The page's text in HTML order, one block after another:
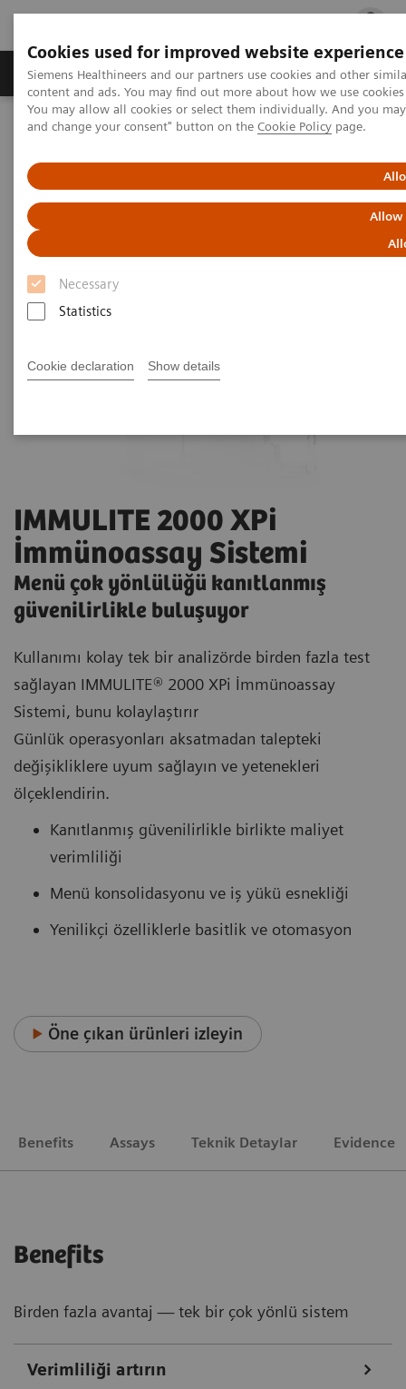
Cookies used for improved website experience
Siemens Healthineers and our partners use cookies and other
content and ads. You may find out more about how we use
You may allow all cookies or select them individually. And you
and change your consent" button on the Cookie Policy page.
Allow
Necessary
Statistics
Cookie declaration Show details
Ürün ve Hizmetler Öne Çıkanlar Sağlık
Siemens Healthineers Türkiye
Laboratuvar Diagnostiği
IMMULITE 2000 XPi İmmünoassay Sistemi
IMMULITE 2000 XPi
İmmünoassay Sistemi
Menü çok yönlülüğü kanıtlanmış
güvenilirlikle buluşuyor
Kullanımı kolay tek bir analizörde birden fazla test
sağlayan IMMULITE® 2000 XPi İmmünoassay
Sistemi, bunu kolaylaştırır
Günlük operasyonları aksatmadan talepteki
değişikliklere uyum sağlayın ve yetenekleri
ölçeklendirin.
Kanıtlanmış güvenilirlikle birlikte maliyet
verimliliği
Menü konsolidasyonu ve iş yükü esnekliği
Yenilikçi özelliklerle basitlik ve otomasyon
Öne çıkan ürünleri izleyin
Benefits Assays Teknik Detaylar Evidence
Benefits
Birden fazla avantaj — tek bir çok yönlü sistem
Verimliliği artırın